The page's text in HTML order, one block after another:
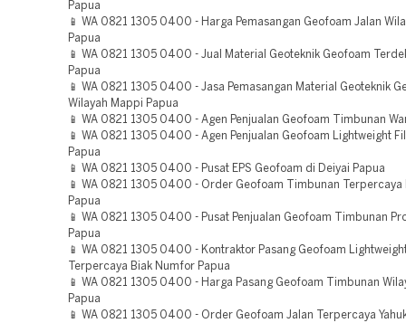
Papua
📱 WA 0821 1305 0400 - Harga Pemasangan Geofoam Jalan
Papua
📱 WA 0821 1305 0400 - Jual Material Geoteknik Geofoam
Papua
📱 WA 0821 1305 0400 - Jasa Pemasangan Material Geoteknik
Wilayah Mappi Papua
📱 WA 0821 1305 0400 - Agen Penjualan Geofoam Timbunan
📱 WA 0821 1305 0400 - Agen Penjualan Geofoam Lightweight
Papua
📱 WA 0821 1305 0400 - Pusat EPS Geofoam di Deiyai Papua
📱 WA 0821 1305 0400 - Order Geofoam Timbunan Terpercaya
Papua
📱 WA 0821 1305 0400 - Pusat Penjualan Geofoam Timbunan
Papua
📱 WA 0821 1305 0400 - Kontraktor Pasang Geofoam
Terpercaya Biak Numfor Papua
📱 WA 0821 1305 0400 - Harga Pasang Geofoam Timbunan
Papua
📱 WA 0821 1305 0400 - Order Geofoam Jalan Terpercaya